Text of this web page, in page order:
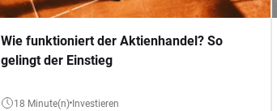
Wie funktioniert der Aktienhandel? So
gelingt der Einstieg
18 Minute(n) Investieren